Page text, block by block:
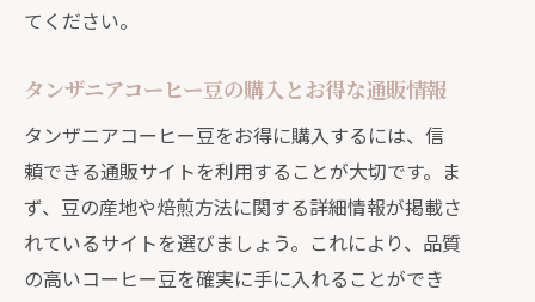
てください。
タンザニアコーヒー豆の購入とお得な通販情報
タンザニアコーヒー豆をお得に購入するには、信
頼できる通販サイトを利用することが大切です。ま
ず、豆の産地や焙煎方法に関する詳細情報が掲載さ
れているサイトを選びましょう。これにより、品質
の高いコーヒー豆を確実に手に入れることができ